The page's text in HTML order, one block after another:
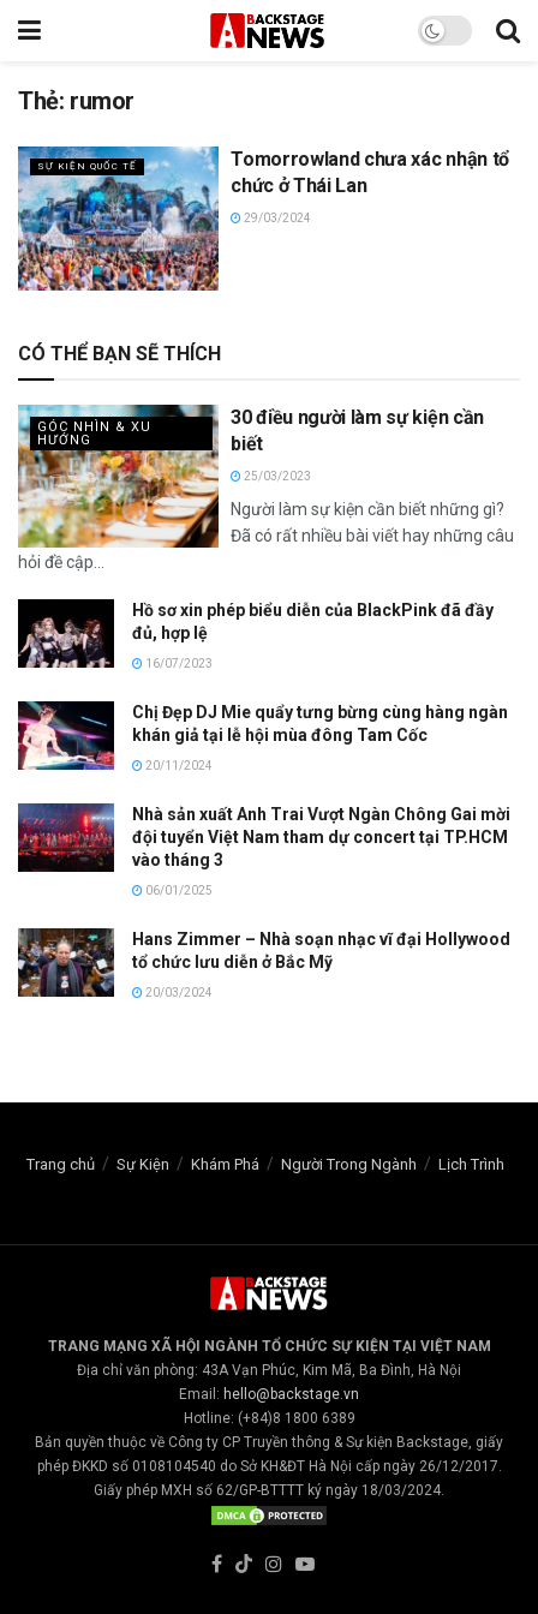
Thẻ: rumor
SỰ KIỆN QUỐC TẾ
Tomorrowland chưa xác nhận tổ
chức ở Thái Lan
29/03/2024
CÓ THỂ BẠN SẼ THÍCH
GÓC NHÌN & XU
HƯỚNG
30 điều người làm sự kiện cần
biết
25/03/2023
Người làm sự kiện cần biết những gì?
Đã có rất nhiều bài viết hay những câu
hỏi đề cập...
Hồ sơ xin phép biểu diễn của BlackPink đã đầy
đủ, hợp lệ
16/07/2023
Chị Đẹp DJ Mie quẩy tưng bừng cùng hàng ngàn
khán giả tại lễ hội mùa đông Tam Cốc
20/11/2024
Nhà sản xuất Anh Trai Vượt Ngàn Chông Gai mời
đội tuyển Việt Nam tham dự concert tại TP.HCM
vào tháng 3
06/01/2025
Hans Zimmer – Nhà soạn nhạc vĩ đại Hollywood
tổ chức lưu diễn ở Bắc Mỹ
20/03/2024
Trang chủ Sự Kiện Khám Phá Người Trong Ngành Lịch Trình
TRANG MẠNG XÃ HỘI NGÀNH TỔ CHỨC SỰ KIỆN TẠI VIỆT NAM
Địa chỉ văn phòng: 43A Vạn Phúc, Kim Mã, Ba Đình, Hà Nội
Email: hello@backstage.vn
Hotline: (+84)8 1800 6389
Bản quyền thuộc về Công ty CP Truyền thông & Sự kiện Backstage, giấy
phép ĐKKD số 0108104540 do Sở KH&ĐT Hà Nội cấp ngày 26/12/2017.
Giấy phép MXH số 62/GP-BTTTT ký ngày 18/03/2024.